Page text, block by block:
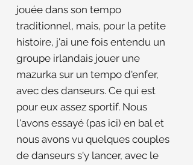
jouée dans son tempo
traditionnel, mais, pour la petite
histoire, j'ai une fois entendu un
groupe irlandais jouer une
mazurka sur un tempo d'enfer,
avec des danseurs. Ce qui est
pour eux assez sportif. Nous
l'avons essayé (pas ici) en bal et
nous avons vu quelques couples
de danseurs s'y lancer, avec le